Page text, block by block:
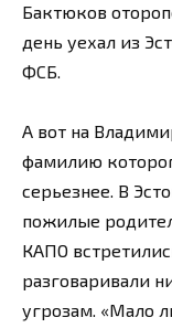
Бактюков
день уехал из
ФСБ.
А вот на
фамилию
серьезнее. В
пожилые
КАПО
разговаривали
угрозам. «Мало